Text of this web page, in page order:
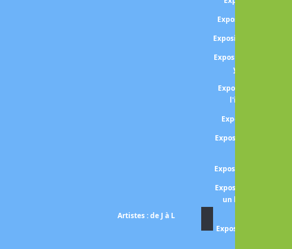
Exposition Auguste
Exposition David
Exposition David
year in
Exposition Philip
l'ironie de
Exposition Frank
Exposition Fabrice
Exposition Graciela
Exposition Pekka
un hymne à la
Artistes : de J à L
Exposition Louis